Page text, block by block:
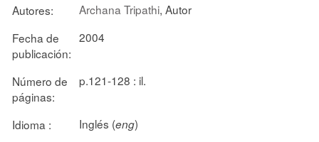
Autores: Archana Tripathi, Autor
Fecha de
publicación:
2004
Número de
páginas:
p.121-128 : il.
Idioma : Inglés (eng)